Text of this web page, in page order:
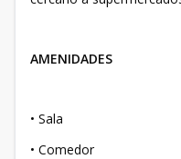
AMENIDADES
• Sala
• Comedor